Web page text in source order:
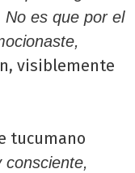
es que por el
visiblemente
tucumano
consciente,